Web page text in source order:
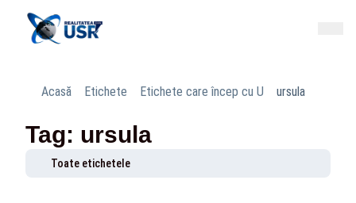
Acasă Etichete Etichete care încep cu U ursula
Tag: ursula
Toate etichetele